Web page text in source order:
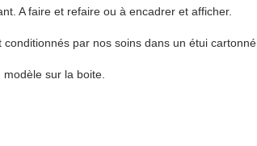
A faire et refaire ou à encadrer et afficher.
conditionnés par nos soins dans un étui cartonné,
sur la boite.